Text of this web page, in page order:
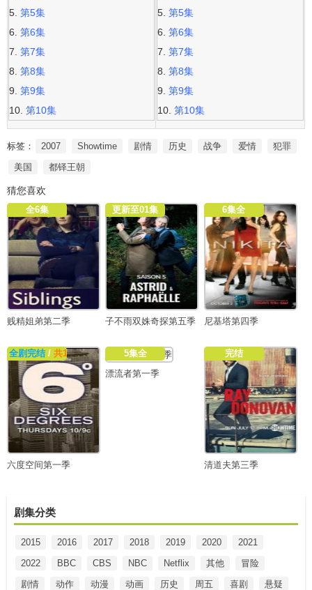
第5集
第6集
第7集
第8集
第9集
第10集
第5集
第6集
第7集
第8集
第9集
第10集
标签： 2007 Showtime 剧情 历史 战争 爱情
犯罪
美国
都铎王朝
猜您喜欢
全6集
贱精姐弟第二季
更新至01集
子不雨双姝奇探第五季
6集全
尼基塔第四季
全剧完结 / 共13集
六度空间第一季
5集全
漂流者第一季
完结
清道夫第三季
剧集分类
2015 2016 2017 2018 2019 2020
2021
2022
BBC CBS NBC Netflix 其他
冒险
剧情
动作 动漫 动画 历史 周五 喜剧
悬疑